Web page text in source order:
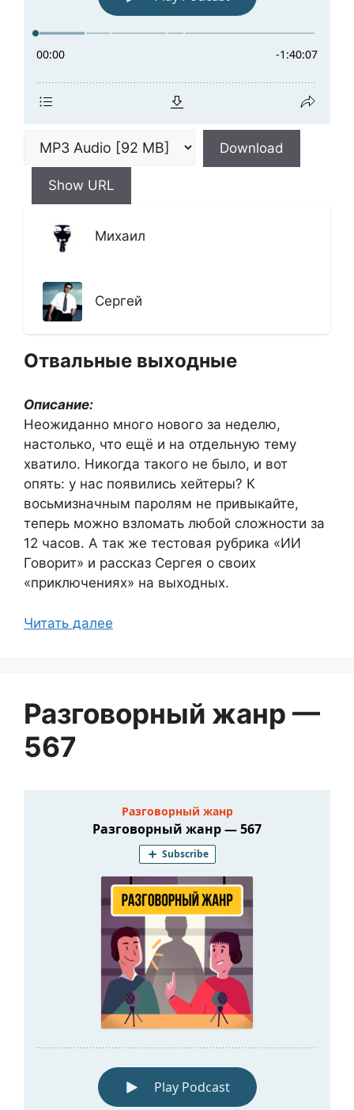
Download
Show URL
Михаил
Сергей
Отвальные выходные
Описание:
Неожиданно много нового за неделю,
настолько, что ещё и на отдельную тему
хватило. Никогда такого не было, и вот
опять: у нас появились хейтеры? К
восьмизначным паролям не привыкайте,
теперь можно взломать любой сложности за
12 часов. А так же тестовая рубрика «ИИ
Говорит» и рассказ Сергея о своих
«приключениях» на выходных.
Читать далее
Разговорный жанр —
567